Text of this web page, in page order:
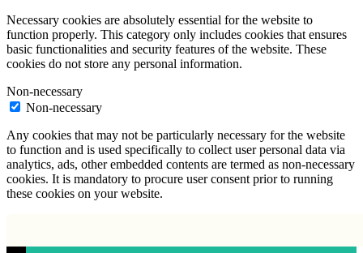
Necessary cookies are absolutely essential for the website to
function properly. This category only includes cookies that ensures
basic functionalities and security features of the website. These
cookies do not store any personal information.
Non-necessary
Non-necessary
Any cookies that may not be particularly necessary for the website
to function and is used specifically to collect user personal data via
analytics, ads, other embedded contents are termed as non-necessary
cookies. It is mandatory to procure user consent prior to running
these cookies on your website.